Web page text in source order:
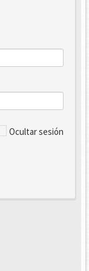
Ocultar sesión